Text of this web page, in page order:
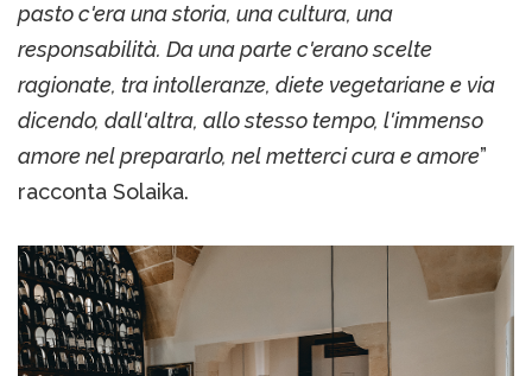
pasto c'era una storia, una cultura, una
responsabilità. Da una parte c'erano scelte
ragionate, tra intolleranze, diete vegetariane e via
dicendo, dall'altra, allo stesso tempo, l'immenso
amore nel prepararlo, nel metterci cura e amore”
racconta Solaika.